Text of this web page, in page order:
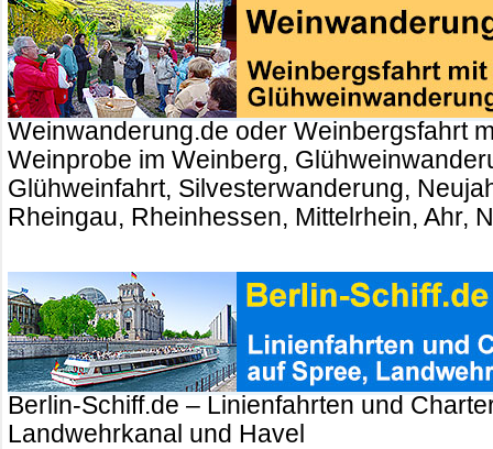
Weinwanderung.de oder Weinbergsfahrt
Weinprobe im Weinberg,
Glühweinfahrt, Silvesterwanderung,
Rheingau, Rheinhessen, Mittelrhein, Ahr,
Berlin-Schiff.de – Linienfahrten und
Landwehrkanal und Havel